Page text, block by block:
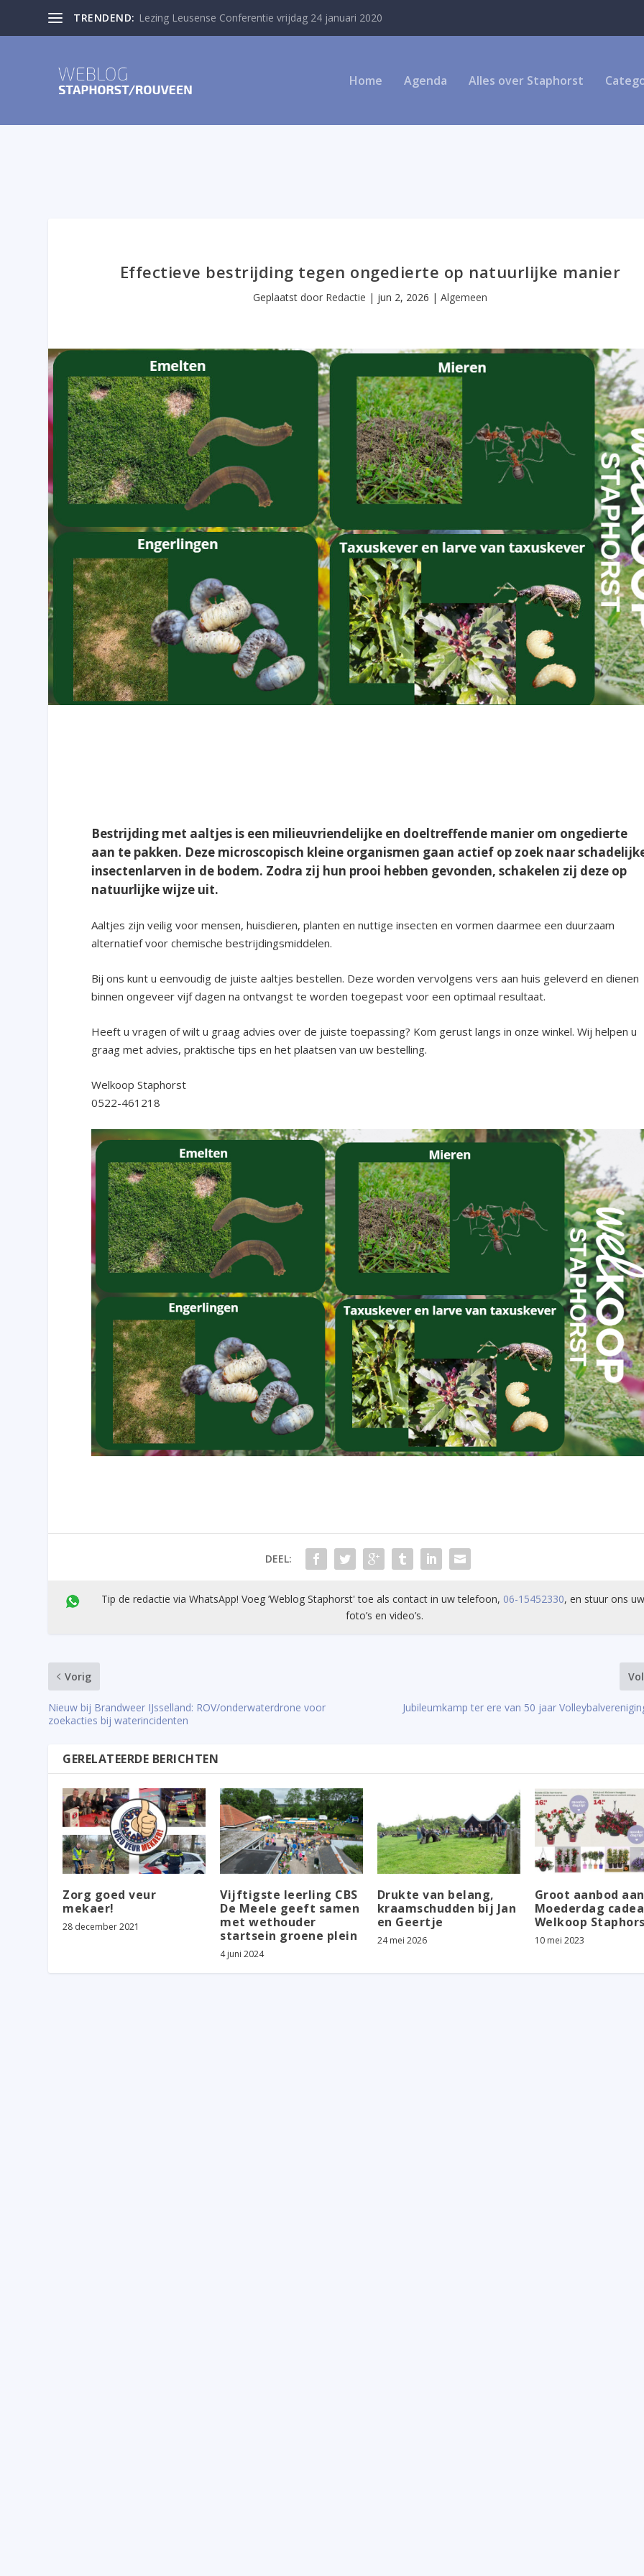
TRENDEND: Lezing Leusense Conferentie vrijdag 24 januari 2020
Home Agenda Alles over Staphorst
Effectieve bestrijding tegen ongedierte op natuurlijke manier
Geplaatst door Redactie | jun 2, 2026 | Algemeen
Bestrijding met aaltjes is een milieuvriendelijke en doeltreffende manier om ongedierte
aan te pakken. Deze microscopisch kleine organismen gaan actief op zoek naar
insectenlarven in de bodem. Zodra zij hun prooi hebben gevonden, schakelen zij deze op
natuurlijke wijze uit.
Aaltjes zijn veilig voor mensen, huisdieren, planten en nuttige insecten en vormen daarmee een duurzaam
alternatief voor chemische bestrijdingsmiddelen.
Bij ons kunt u eenvoudig de juiste aaltjes bestellen. Deze worden vervolgens vers aan huis geleverd en dienen
binnen ongeveer vijf dagen na ontvangst te worden toegepast voor een optimaal resultaat.
Heeft u vragen of wilt u graag advies over de juiste toepassing? Kom gerust langs in onze winkel. Wij helpen u
graag met advies, praktische tips en het plaatsen van uw bestelling.
Welkoop Staphorst
0522-461218
DEEL:
Tip de redactie via WhatsApp! Voeg ’Weblog Staphorst' toe als contact in uw telefoon, 06-15452330, en stuur ons
foto’s en video’s.
Vorig
Nieuw bij Brandweer IJsselland: ROV/onderwaterdrone voor
zoekacties bij waterincidenten
Jubileumkamp ter ere van 50 jaar
GERELATEERDE BERICHTEN
Zorg goed veur
mekaer!
28 december 2021
Vijftigste leerling CBS
De Meele geeft samen
met wethouder
startsein groene plein
4 juni 2024
Drukte van belang,
kraamschudden bij Jan
en Geertje
24 mei 2026
Groot aanbod aan
Moederdag
Welkoop
10 mei 2023